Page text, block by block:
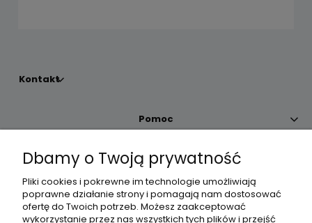
Kontakt
Pomoc
Moje konto
Płatności i dostawa
Dbamy o Twoją prywatność
Pliki cookies i pokrewne im technologie umożliwiają
poprawne działanie strony i pomagają nam dostosować
ofertę do Twoich potrzeb. Możesz zaakceptować
wykorzystanie przez nas wszystkich tych plików i przejść